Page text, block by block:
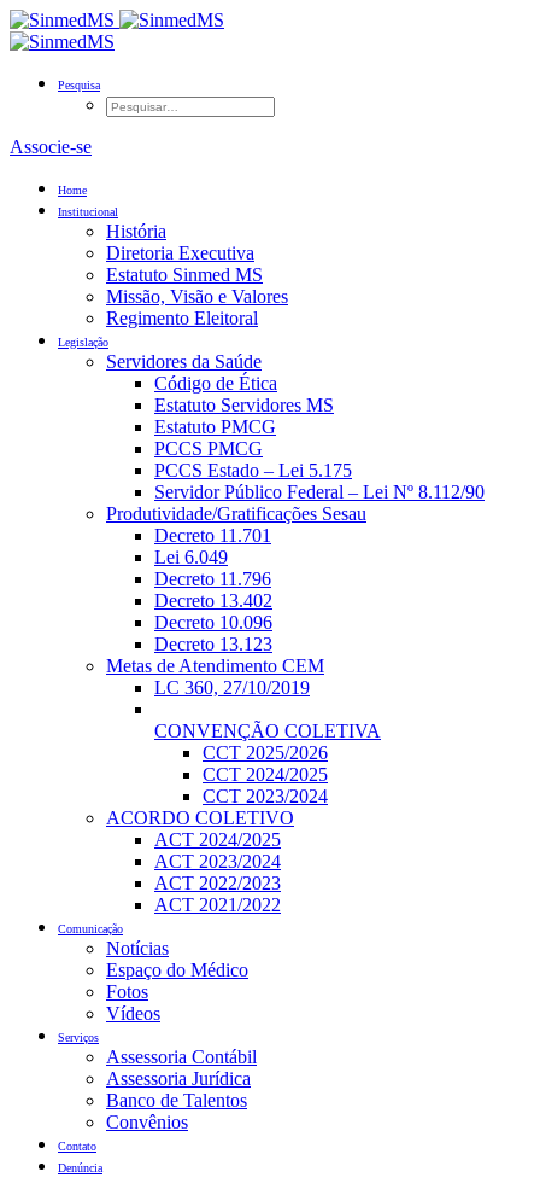
Pesquisa
Associe-se
Home
Institucional
História
Diretoria Executiva
Estatuto Sinmed MS
Missão, Visão e Valores
Regimento Eleitoral
Legislação
Servidores da Saúde
Código de Ética
Estatuto Servidores MS
Estatuto PMCG
PCCS PMCG
PCCS Estado – Lei 5.175
Servidor Público Federal – Lei Nº 8.112/90
Produtividade/Gratificações Sesau
Decreto 11.701
Lei 6.049
Decreto 11.796
Decreto 13.402
Decreto 10.096
Decreto 13.123
Metas de Atendimento CEM
LC 360, 27/10/2019
CONVENÇÃO COLETIVA
CCT 2025/2026
CCT 2024/2025
CCT 2023/2024
ACORDO COLETIVO
ACT 2024/2025
ACT 2023/2024
ACT 2022/2023
ACT 2021/2022
Comunicação
Notícias
Espaço do Médico
Fotos
Vídeos
Serviços
Assessoria Contábil
Assessoria Jurídica
Banco de Talentos
Convênios
Contato
Denúncia